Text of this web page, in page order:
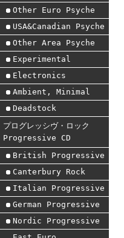
Other Euro Psyche
USA&Canadian Psyche
Other Area Psyche
Experimental
Electronics
Ambient, Minimal
Deadstock
プログレッシヴ・ロック
Progressive CD
British Progressive
Canterbury Rock
Italian Progressive
German Progressive
Nordic Progressive